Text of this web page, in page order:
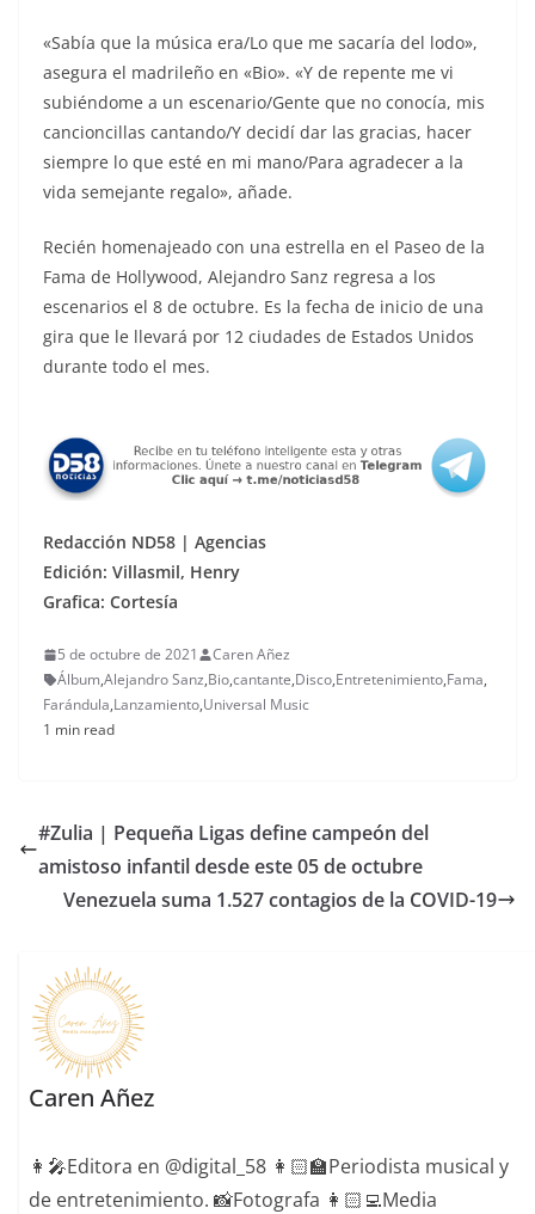
«Sabía que la música era/Lo que me sacaría del lodo»,
asegura el madrileño en «Bio». «Y de repente me vi
subiéndome a un escenario/Gente que no conocía, mis
cancioncillas cantando/Y decidí dar las gracias, hacer
siempre lo que esté en mi mano/Para agradecer a la
vida semejante regalo», añade.
Recién homenajeado con una estrella en el Paseo de la
Fama de Hollywood, Alejandro Sanz regresa a los
escenarios el 8 de octubre. Es la fecha de inicio de una
gira que le llevará por 12 ciudades de Estados Unidos
durante todo el mes.
Redacción ND58 | Agencias
Edición: Villasmil, Henry
Grafica: Cortesía
5 de octubre de 2021
Caren Añez
Álbum,Alejandro Sanz,Bio,cantante,Disco,Entretenimiento,Fama,
Farándula,Lanzamiento,Universal Music
1 min read
#Zulia | Pequeña Ligas define campeón del
amistoso infantil desde este 05 de octubre
Venezuela suma 1.527 contagios de la COVID-19
Caren Añez
👩‍🎤Editora en @digital_58 👩🏻‍🏫Periodista musical y
de entretenimiento. 📸Fotografa 👩🏻‍💻Media